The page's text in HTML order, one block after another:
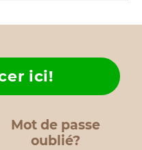
Mot de passe
oublié?
ici!